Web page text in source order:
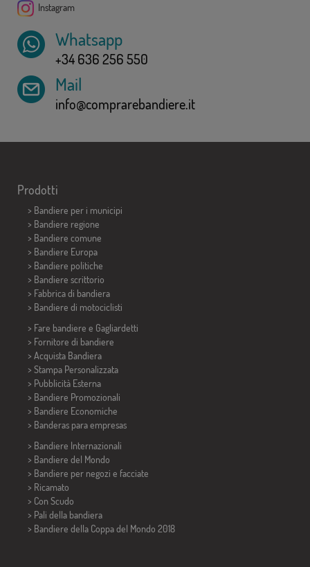
Instagram
Whatsapp
+34 636 256 550
Mail
info@comprarebandiere.it
Prodotti
> Bandiere per i municipi
> Bandiere regione
> Bandiere comune
> Bandiere Europa
> Bandiere politiche
> Bandiere scrittorio
> Fabbrica di bandiera
> Bandiere di motociclisti
> Fare bandiere e Gagliardetti
> Fornitore di bandiere
> Acquista Bandiera
> Stampa Personalizzata
> Pubblicità Esterna
> Bandiere Promozionali
> Bandiere Economiche
> Banderas para empresas
> Bandiere Internazionali
> Bandiere del Mondo
> Bandiere per negozi e facciate
> Ricamato
> Con Scudo
> Pali della bandiera
> Bandiere della Coppa del Mondo 2018